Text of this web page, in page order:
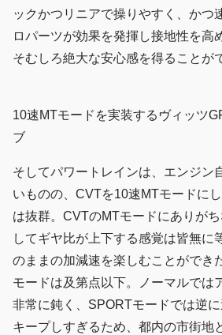
ックかつリニアで操りやすく、かつ
ロパーツが効果を発揮し接地性を高
そむしろ絶大な安心感を得ることが
10速MTモードを実装するヴィッツ
ブ
そしてパワートレインは、エンジン
いものの、CVTを10速MTモードに
は抜群。CVTのMTモードにありが
してギヤ比が上下する感覚は皆無に
のままの加減速を楽しむことができ
モードは及第点以下。ノーマルでは
非常に鈍く、SPORTモードでは逆
キープしすぎるため、都内の市街地